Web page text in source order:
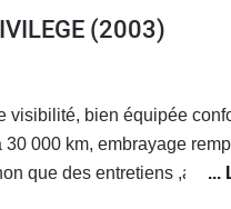
vélo est cool donc très
véhicule bon pour la
(2003)
000 km, embrayage
que des entretiens